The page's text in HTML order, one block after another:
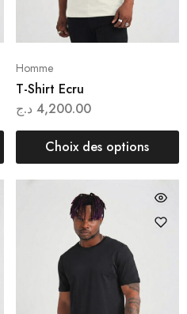
Homme
T-Shirt Ecru
4,200.00 د.ج
Choix des options